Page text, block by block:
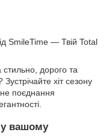
SmileTime — Твій Total
дорого та
хіт сезону
поєднання
вашому